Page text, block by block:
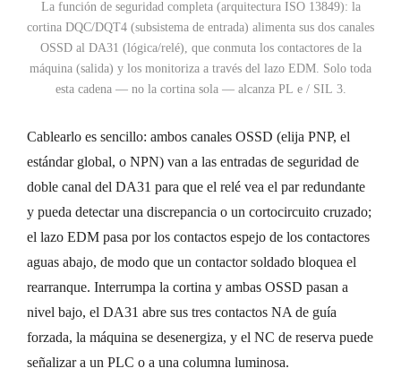
La función de seguridad completa (arquitectura ISO 13849): la
cortina DQC/DQT4 (subsistema de entrada) alimenta sus dos canales
OSSD al DA31 (lógica/relé), que conmuta los contactores de la
máquina (salida) y los monitoriza a través del lazo EDM. Solo toda
esta cadena — no la cortina sola — alcanza PL e / SIL 3.
Cablearlo es sencillo: ambos canales OSSD (elija PNP, el
estándar global, o NPN) van a las entradas de seguridad de
doble canal del DA31 para que el relé vea el par redundante
y pueda detectar una discrepancia o un cortocircuito cruzado;
el lazo EDM pasa por los contactos espejo de los contactores
aguas abajo, de modo que un contactor soldado bloquea el
rearranque. Interrumpa la cortina y ambas OSSD pasan a
nivel bajo, el DA31 abre sus tres contactos NA de guía
forzada, la máquina se desenergiza, y el NC de reserva puede
señalizar a un PLC o a una columna luminosa.